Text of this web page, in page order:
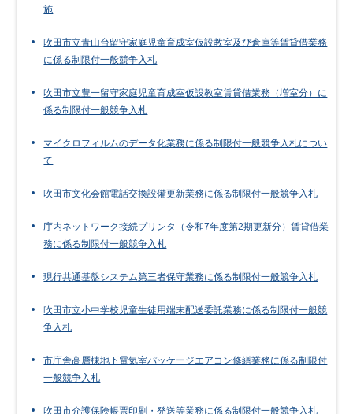
施
吹田市立青山台留守家庭児童育成室仮設教室及び倉庫等賃貸借業務
に係る制限付一般競争入札
吹田市立豊一留守家庭児童育成室仮設教室賃貸借業務（増室分）に
係る制限付一般競争入札
マイクロフィルムのデータ化業務に係る制限付一般競争入札につい
て
吹田市文化会館電話交換設備更新業務に係る制限付一般競争入札
庁内ネットワーク接続プリンタ（令和7年度第2期更新分）賃貸借業
務に係る制限付一般競争入札
現行共通基盤システム第三者保守業務に係る制限付一般競争入札
吹田市立小中学校児童生徒用端末配送委託業務に係る制限付一般競
争入札
市庁舎高層棟地下電気室パッケージエアコン修繕業務に係る制限付
一般競争入札
吹田市介護保険帳票印刷・発送等業務に係る制限付一般競争入札